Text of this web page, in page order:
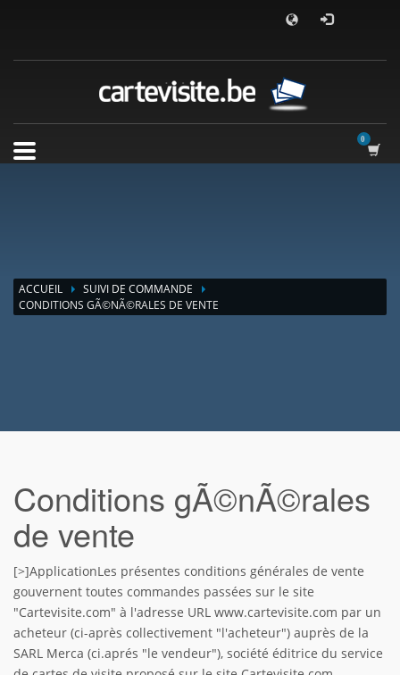
ACCUEIL
SUIVI DE COMMANDE
CONDITIONS GÃ©NÃ©RALES DE VENTE
Conditions gÃ©nÃ©rales
de vente
[>]ApplicationLes présentes conditions générales de vente
gouvernent toutes commandes passées sur le site
"Cartevisite.com" à l'adresse URL www.cartevisite.com par un
acheteur (ci-après collectivement "l'acheteur") auprès de la
SARL Merca (ci.aprés "le vendeur"), société éditrice du service